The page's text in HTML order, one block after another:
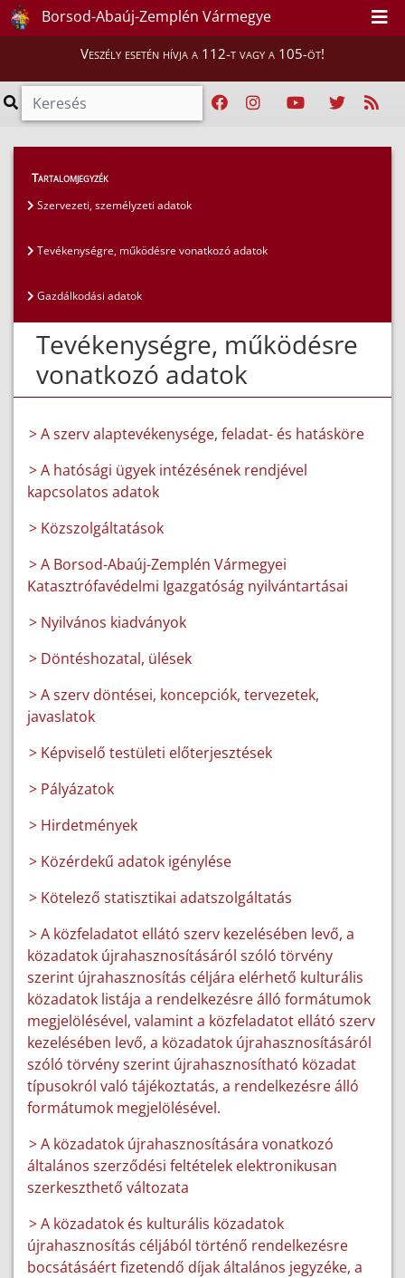
Borsod-Abaúj-Zemplén Vármegye
Veszély esetén hívja a 112-t vagy a 105-öt!
Közérdekű adatok
Tevékenységre, működésre vonatkozó adatok
Tartalomjegyzék
Szervezeti, személyzeti adatok
Tevékenységre, működésre vonatkozó adatok
Gazdálkodási adatok
Tevékenységre, működésre
vonatkozó adatok
> A szerv alaptevékenysége, feladat- és hatásköre
> A hatósági ügyek intézésének rendjével
kapcsolatos adatok
> Közszolgáltatások
> A Borsod-Abaúj-Zemplén Vármegyei
Katasztrófavédelmi Igazgatóság nyilvántartásai
> Nyilvános kiadványok
> Döntéshozatal, ülések
> A szerv döntései, koncepciók, tervezetek,
javaslatok
> Képviselő testületi előterjesztések
> Pályázatok
> Hirdetmények
> Közérdekű adatok igénylése
> Kötelező statisztikai adatszolgáltatás
> A közfeladatot ellátó szerv kezelésében levő, a
közadatok újrahasznosításáról szóló törvény
szerint újrahasznosítás céljára elérhető kulturális
közadatok listája a rendelkezésre álló formátumok
megjelölésével, valamint a közfeladatot ellátó szerv
kezelésében levő, a közadatok újrahasznosításáról
szóló törvény szerint újrahasznosítható közadat
típusokról való tájékoztatás, a rendelkezésre álló
formátumok megjelölésével.
> A közadatok újrahasznosítására vonatkozó
általános szerződési feltételek elektronikusan
szerkeszthető változata
> A közadatok és kulturális közadatok
újrahasznosítás céljából történő rendelkezésre
bocsátásáért fizetendő díjak általános jegyzéke, a